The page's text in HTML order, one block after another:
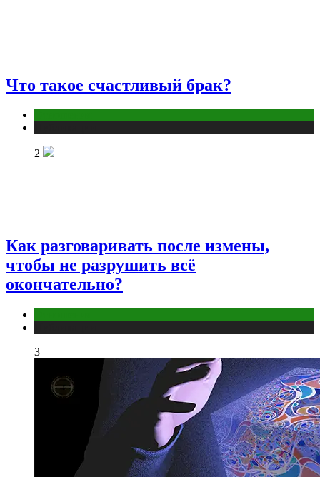
Что такое счастливый брак?
2
Как разговаривать после измены,
чтобы не разрушить всё
окончательно?
3